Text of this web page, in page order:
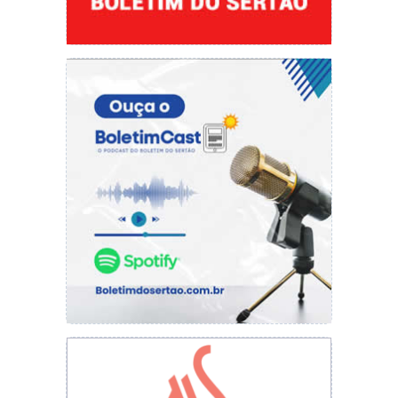
instagram Patrick, juntamente com o escritor
Breno Nottingham Pontes, que é de Fortaleza,
estarão abordando sobre como se encontra o
cenário das artes, da cultura de forma geral
nesses tempos obscuros, além de falar um
pouco sobre as obras publicadas pelos dois
escritores.
Segue abaixo as redes sociais do escritor:
Facebook Patrick Sousa
Instagram: Patrick_lisson